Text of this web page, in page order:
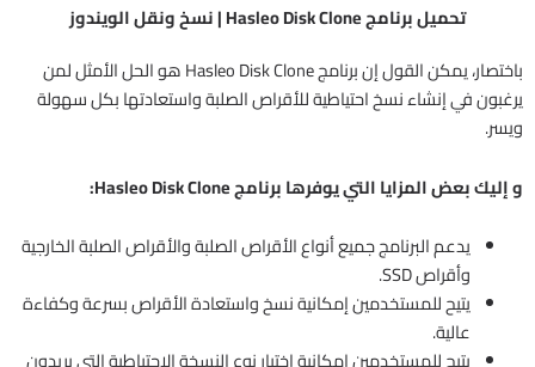
تحميل برنامج Hasleo Disk Clone | نسخ ونقل الويندوز
باختصار، يمكن القول إن برنامج Hasleo Disk Clone هو الحل الأمثل لمن
يرغبون في إنشاء نسخ احتياطية للأقراص الصلبة واستعادتها بكل سهولة
ويسر.
و إليك بعض المزايا التي يوفرها برنامج Hasleo Disk Clone:
يدعم البرنامج جميع أنواع الأقراص الصلبة والأقراص الصلبة الخارجية
وأقراص SSD.
يتيح للمستخدمين إمكانية نسخ واستعادة الأقراص بسرعة وكفاءة
عالية.
يتيح للمستخدمين إمكانية اختيار نوع النسخة الاحتياطية التي يريدون